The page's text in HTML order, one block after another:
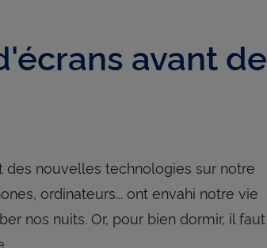
avant de
nouvelles technologies sur notre
ordinateurs... ont envahi notre vie
nos nuits. Or, pour bien dormir, il faut